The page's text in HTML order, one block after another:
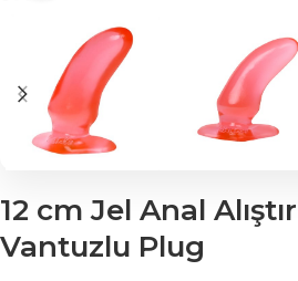
12 cm Jel Anal
Vantuzlu Plug